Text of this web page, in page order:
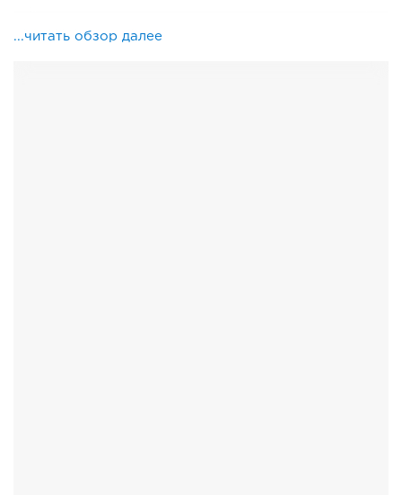
...читать обзор далее